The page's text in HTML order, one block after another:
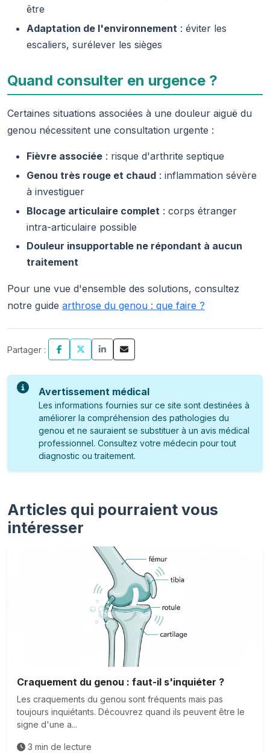
être
Adaptation de l'environnement : éviter les
escaliers, surélever les sièges
Quand consulter en urgence ?
Certaines situations associées à une douleur aiguë du
genou nécessitent une consultation urgente :
Fièvre associée : risque d'arthrite septique
Genou très rouge et chaud : inflammation sévère
à investiguer
Blocage articulaire complet : corps étranger
intra-articulaire possible
Douleur insupportable ne répondant à aucun
traitement
Pour une vue d'ensemble des solutions, consultez
notre guide arthrose du genou : que faire ?
Partager :
Avertissement médical
Les informations fournies sur ce site sont destinées à
améliorer la compréhension des pathologies du
genou et ne sauraient se substituer à un avis médical
professionnel. Consultez votre médecin pour tout
diagnostic ou traitement.
Articles qui pourraient vous
intéresser
Craquement du genou : faut-il s'inquiéter ?
Les craquements du genou sont fréquents mais pas
toujours inquiétants. Découvrez quand ils peuvent être le
signe d'une a...
3 min de lecture